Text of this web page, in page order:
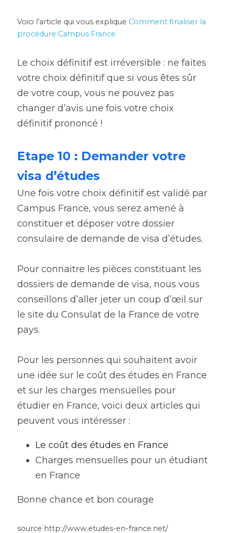
Voici l’article qui vous explique Comment finaliser la
procédure Campus France.
Le choix définitif est irréversible : ne faites
votre choix définitif que si vous êtes sûr
de votre coup, vous ne pouvez pas
changer d’avis une fois votre choix
définitif prononcé !
Etape 10 : Demander votre
visa d’études
Une fois votre choix définitif est validé par
Campus France, vous serez amené à
constituer et déposer votre dossier
consulaire de demande de visa d’études.
Pour connaitre les pièces constituant les
dossiers de demande de visa, nous vous
conseillons d’aller jeter un coup d’œil sur
le site du Consulat de la France de votre
pays.
Pour les personnes qui souhaitent avoir
une idée sur le coût des études en France
et sur les charges mensuelles pour
étudier en France, voici deux articles qui
peuvent vous intéresser :
Le coût des études en France
Charges mensuelles pour un étudiant
en France
Bonne chance et bon courage
source http://www.etudes-en-france.net/